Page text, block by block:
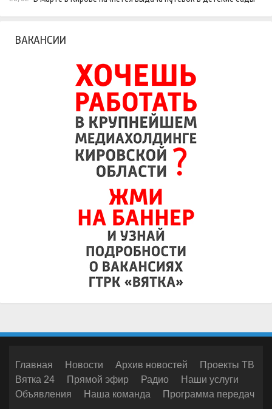
ВАКАНСИИ
Главная Новости Архив новостей
Проекты ТВ
Вятка 24
Прямой эфир Радио
Наши услуги
Объявления
Наша команда Программа передач